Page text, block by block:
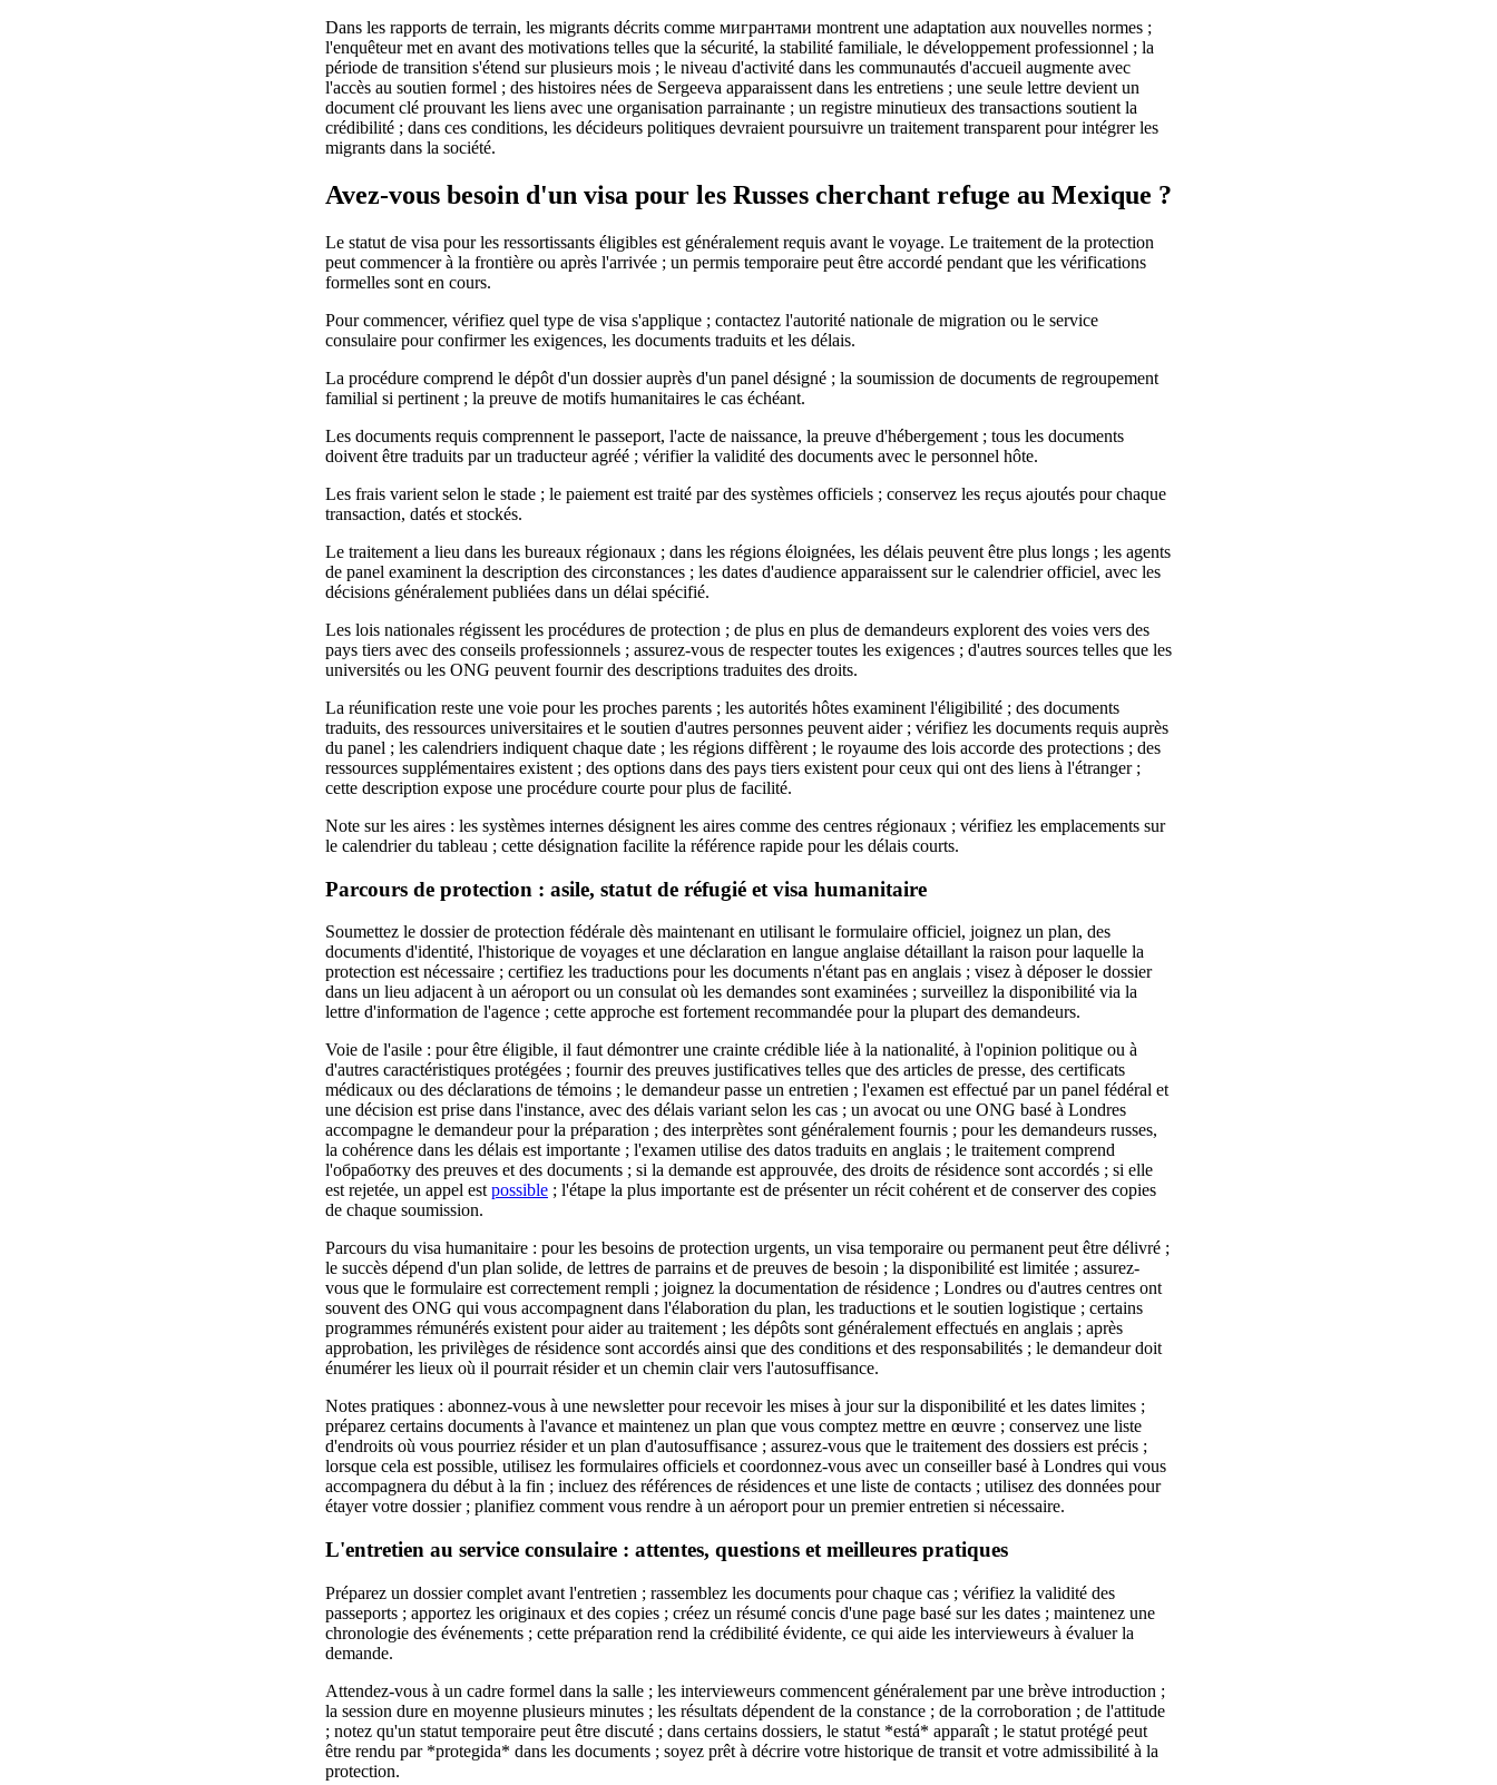
Dans les rapports de terrain, les migrants décrits comme мигрантами montrent une adaptation aux nouvelles normes ;
l'enquêteur met en avant des motivations telles que la sécurité, la stabilité familiale, le développement professionnel ; la
période de transition s'étend sur plusieurs mois ; le niveau d'activité dans les communautés d'accueil augmente avec
l'accès au soutien formel ; des histoires nées de Sergeeva apparaissent dans les entretiens ; une seule lettre devient un
document clé prouvant les liens avec une organisation parrainante ; un registre minutieux des transactions soutient la
crédibilité ; dans ces conditions, les décideurs politiques devraient poursuivre un traitement transparent pour intégrer les
migrants dans la société.
Avez-vous besoin d'un visa pour les Russes cherchant refuge au Mexique ?
Le statut de visa pour les ressortissants éligibles est généralement requis avant le voyage. Le traitement de la protection
peut commencer à la frontière ou après l'arrivée ; un permis temporaire peut être accordé pendant que les vérifications
formelles sont en cours.
Pour commencer, vérifiez quel type de visa s'applique ; contactez l'autorité nationale de migration ou le service
consulaire pour confirmer les exigences, les documents traduits et les délais.
La procédure comprend le dépôt d'un dossier auprès d'un panel désigné ; la soumission de documents de regroupement
familial si pertinent ; la preuve de motifs humanitaires le cas échéant.
Les documents requis comprennent le passeport, l'acte de naissance, la preuve d'hébergement ; tous les documents
doivent être traduits par un traducteur agréé ; vérifier la validité des documents avec le personnel hôte.
Les frais varient selon le stade ; le paiement est traité par des systèmes officiels ; conservez les reçus ajoutés pour chaque
transaction, datés et stockés.
Le traitement a lieu dans les bureaux régionaux ; dans les régions éloignées, les délais peuvent être plus longs ; les agents
de panel examinent la description des circonstances ; les dates d'audience apparaissent sur le calendrier officiel, avec les
décisions généralement publiées dans un délai spécifié.
Les lois nationales régissent les procédures de protection ; de plus en plus de demandeurs explorent des voies vers des
pays tiers avec des conseils professionnels ; assurez-vous de respecter toutes les exigences ; d'autres sources telles que les
universités ou les ONG peuvent fournir des descriptions traduites des droits.
La réunification reste une voie pour les proches parents ; les autorités hôtes examinent l'éligibilité ; des documents
traduits, des ressources universitaires et le soutien d'autres personnes peuvent aider ; vérifiez les documents requis auprès
du panel ; les calendriers indiquent chaque date ; les régions diffèrent ; le royaume des lois accorde des protections ; des
ressources supplémentaires existent ; des options dans des pays tiers existent pour ceux qui ont des liens à l'étranger ;
cette description expose une procédure courte pour plus de facilité.
Note sur les aires : les systèmes internes désignent les aires comme des centres régionaux ; vérifiez les emplacements sur
le calendrier du tableau ; cette désignation facilite la référence rapide pour les délais courts.
Parcours de protection : asile, statut de réfugié et visa humanitaire
Soumettez le dossier de protection fédérale dès maintenant en utilisant le formulaire officiel, joignez un plan, des
documents d'identité, l'historique de voyages et une déclaration en langue anglaise détaillant la raison pour laquelle la
protection est nécessaire ; certifiez les traductions pour les documents n'étant pas en anglais ; visez à déposer le dossier
dans un lieu adjacent à un aéroport ou un consulat où les demandes sont examinées ; surveillez la disponibilité via la
lettre d'information de l'agence ; cette approche est fortement recommandée pour la plupart des demandeurs.
Voie de l'asile : pour être éligible, il faut démontrer une crainte crédible liée à la nationalité, à l'opinion politique ou à
d'autres caractéristiques protégées ; fournir des preuves justificatives telles que des articles de presse, des certificats
médicaux ou des déclarations de témoins ; le demandeur passe un entretien ; l'examen est effectué par un panel fédéral et
une décision est prise dans l'instance, avec des délais variant selon les cas ; un avocat ou une ONG basé à Londres
accompagne le demandeur pour la préparation ; des interprètes sont généralement fournis ; pour les demandeurs russes,
la cohérence dans les délais est importante ; l'examen utilise des datos traduits en anglais ; le traitement comprend
l'обработку des preuves et des documents ; si la demande est approuvée, des droits de résidence sont accordés ; si elle
est rejetée, un appel est possible ; l'étape la plus importante est de présenter un récit cohérent et de conserver des copies
de chaque soumission.
Parcours du visa humanitaire : pour les besoins de protection urgents, un visa temporaire ou permanent peut être délivré ;
le succès dépend d'un plan solide, de lettres de parrains et de preuves de besoin ; la disponibilité est limitée ; assurez-
vous que le formulaire est correctement rempli ; joignez la documentation de résidence ; Londres ou d'autres centres ont
souvent des ONG qui vous accompagnent dans l'élaboration du plan, les traductions et le soutien logistique ; certains
programmes rémunérés existent pour aider au traitement ; les dépôts sont généralement effectués en anglais ; après
approbation, les privilèges de résidence sont accordés ainsi que des conditions et des responsabilités ; le demandeur doit
énumérer les lieux où il pourrait résider et un chemin clair vers l'autosuffisance.
Notes pratiques : abonnez-vous à une newsletter pour recevoir les mises à jour sur la disponibilité et les dates limites ;
préparez certains documents à l'avance et maintenez un plan que vous comptez mettre en œuvre ; conservez une liste
d'endroits où vous pourriez résider et un plan d'autosuffisance ; assurez-vous que le traitement des dossiers est précis ;
lorsque cela est possible, utilisez les formulaires officiels et coordonnez-vous avec un conseiller basé à Londres qui vous
accompagnera du début à la fin ; incluez des références de résidences et une liste de contacts ; utilisez des données pour
étayer votre dossier ; planifiez comment vous rendre à un aéroport pour un premier entretien si nécessaire.
L'entretien au service consulaire : attentes, questions et meilleures pratiques
Préparez un dossier complet avant l'entretien ; rassemblez les documents pour chaque cas ; vérifiez la validité des
passeports ; apportez les originaux et des copies ; créez un résumé concis d'une page basé sur les dates ; maintenez une
chronologie des événements ; cette préparation rend la crédibilité évidente, ce qui aide les intervieweurs à évaluer la
demande.
Attendez-vous à un cadre formel dans la salle ; les intervieweurs commencent généralement par une brève introduction ;
la session dure en moyenne plusieurs minutes ; les résultats dépendent de la constance ; de la corroboration ; de l'attitude
; notez qu'un statut temporaire peut être discuté ; dans certains dossiers, le statut *está* apparaît ; le statut protégé peut
être rendu par *protegida* dans les documents ; soyez prêt à décrire votre historique de transit et votre admissibilité à la
protection.